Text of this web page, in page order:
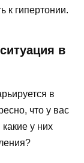
к гипертонии.
в
в
что у вас
у них